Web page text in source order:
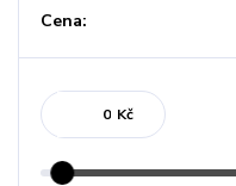
Cena:
Kč